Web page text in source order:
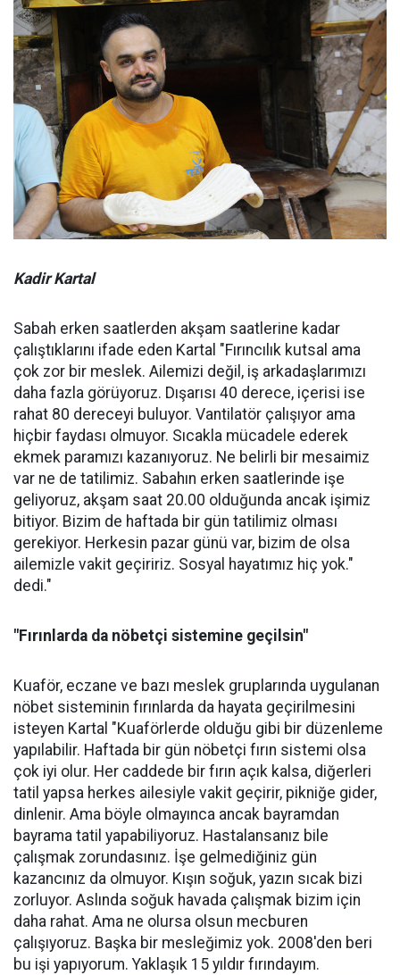
Kadir Kartal
Sabah erken saatlerden akşam saatlerine kadar
çalıştıklarını ifade eden Kartal "Fırıncılık kutsal ama
çok zor bir meslek. Ailemizi değil, iş arkadaşlarımızı
daha fazla görüyoruz. Dışarısı 40 derece, içerisi ise
rahat 80 dereceyi buluyor. Vantilatör çalışıyor ama
hiçbir faydası olmuyor. Sıcakla mücadele ederek
ekmek paramızı kazanıyoruz. Ne belirli bir mesaimiz
var ne de tatilimiz. Sabahın erken saatlerinde işe
geliyoruz, akşam saat 20.00 olduğunda ancak işimiz
bitiyor. Bizim de haftada bir gün tatilimiz olması
gerekiyor. Herkesin pazar günü var, bizim de olsa
ailemizle vakit geçiririz. Sosyal hayatımız hiç yok."
dedi."
"Fırınlarda da nöbetçi sistemine geçilsin"
Kuaför, eczane ve bazı meslek gruplarında uygulanan
nöbet sisteminin fırınlarda da hayata geçirilmesini
isteyen Kartal "Kuaförlerde olduğu gibi bir düzenleme
yapılabilir. Haftada bir gün nöbetçi fırın sistemi olsa
çok iyi olur. Her caddede bir fırın açık kalsa, diğerleri
tatil yapsa herkes ailesiyle vakit geçirir, pikniğe gider,
dinlenir. Ama böyle olmayınca ancak bayramdan
bayrama tatil yapabiliyoruz. Hastalansanız bile
çalışmak zorundasınız. İşe gelmediğiniz gün
kazancınız da olmuyor. Kışın soğuk, yazın sıcak bizi
zorluyor. Aslında soğuk havada çalışmak bizim için
daha rahat. Ama ne olursa olsun mecburen
çalışıyoruz. Başka bir mesleğimiz yok. 2008'den beri
bu işi yapıyorum. Yaklaşık 15 yıldır fırındayım.